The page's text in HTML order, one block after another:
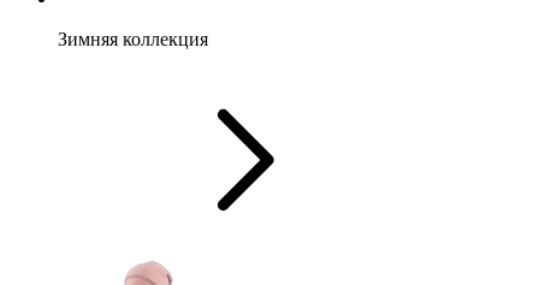
Зимняя коллекция